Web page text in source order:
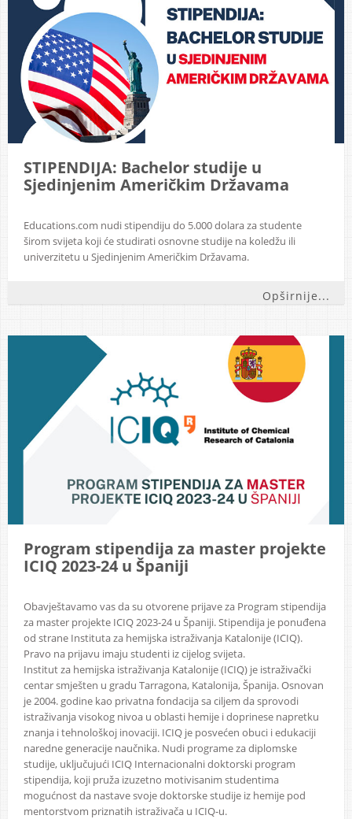
STIPENDIJA: Bachelor studije u
Sjedinjenim Američkim Državama
Educations.com nudi stipendiju do 5.000 dolara za studente
širom svijeta koji će studirati osnovne studije na koledžu ili
univerzitetu u Sjedinjenim Američkim Državama.
Opširnije...
Program stipendija za master projekte
ICIQ 2023-24 u Španiji
Obavještavamo vas da su otvorene prijave za Program stipendija
za master projekte ICIQ 2023-24 u Španiji. Stipendija je ponuđena
od strane Instituta za hemijska istraživanja Katalonije (ICIQ).
Pravo na prijavu imaju studenti iz cijelog svijeta.
Institut za hemijska istraživanja Katalonije (ICIQ) je istraživački
centar smješten u gradu Tarragona, Katalonija, Španija. Osnovan
je 2004. godine kao privatna fondacija sa ciljem da sprovodi
istraživanja visokog nivoa u oblasti hemije i doprinese napretku
znanja i tehnološkoj inovaciji. ICIQ je posvećen obuci i edukaciji
naredne generacije naučnika. Nudi programe za diplomske
studije, uključujući ICIQ Internacionalni doktorski program
stipendija, koji pruža izuzetno motivisanim studentima
mogućnost da nastave svoje doktorske studije iz hemije pod
mentorstvom priznatih istraživača u ICIQ-u.